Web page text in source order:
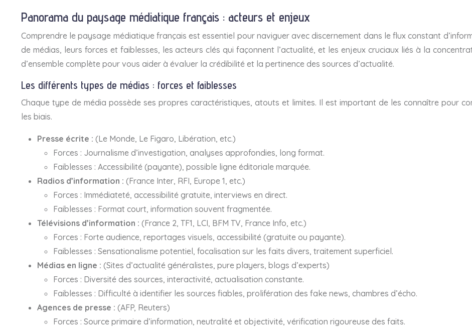
Panorama du paysage médiatique français : acteurs et enjeux
Comprendre le paysage médiatique français est essentiel pour naviguer avec discernement dans le flux constant
de médias, leurs forces et faiblesses, les acteurs clés qui façonnent l’actualité, et les enjeux cruciaux liés à la
d’ensemble complète pour vous aider à évaluer la crédibilité et la pertinence des sources d’actualité.
Les différents types de médias : forces et faiblesses
Chaque type de média possède ses propres caractéristiques, atouts et limites. Il est important de les connaître pour
les biais.
Presse écrite : (Le Monde, Le Figaro, Libération, etc.)
Forces : Journalisme d’investigation, analyses approfondies, long format.
Faiblesses : Accessibilité (payante), possible ligne éditoriale marquée.
Radios d’information : (France Inter, RFI, Europe 1, etc.)
Forces : Immédiateté, accessibilité gratuite, interviews en direct.
Faiblesses : Format court, information souvent fragmentée.
Télévisions d’information : (France 2, TF1, LCI, BFM TV, France Info, etc.)
Forces : Forte audience, reportages visuels, accessibilité (gratuite ou payante).
Faiblesses : Sensationalisme potentiel, focalisation sur les faits divers, traitement superficiel.
Médias en ligne : (Sites d’actualité généralistes, pure players, blogs d’experts)
Forces : Diversité des sources, interactivité, actualisation constante.
Faiblesses : Difficulté à identifier les sources fiables, prolifération des fake news, chambres d’écho.
Agences de presse : (AFP, Reuters)
Forces : Source primaire d’information, neutralité et objectivité, vérification rigoureuse des faits.